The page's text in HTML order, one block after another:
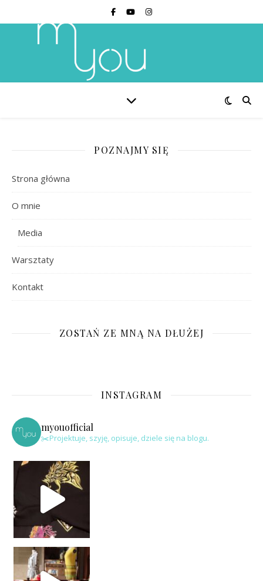
POZNAJMY SIĘ
Strona główna
O mnie
Media
Warsztaty
Kontakt
ZOSTAŃ ZE MNĄ NA DŁUŻEJ
INSTAGRAM
myouofficial
✂️Projektuje, szyję, opisuje, dziele się na blogu.